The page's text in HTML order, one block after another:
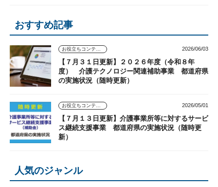
おすすめ記事
2026/06/03
【７月３１日更新】２０２６年度（令和８年
度） 介護テクノロジー関連補助事業 都道府県
の実施状況（随時更新）
2026/05/01
【７月１３日更新】介護事業所等に対するサービ
ス継続支援事業 都道府県の実施状況（随時更
新）
人気のジャンル